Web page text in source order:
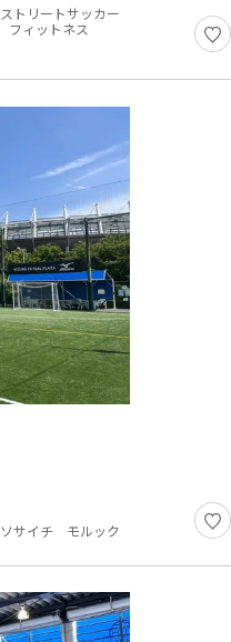
ストリートサッカー
フィットネス
ソサイチ モルック